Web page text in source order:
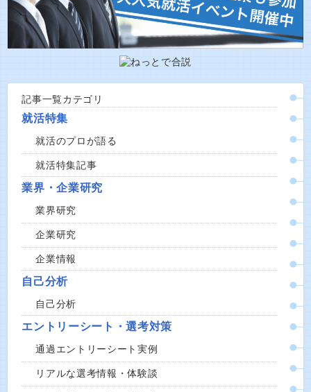
記事一覧カテゴリ
就活特集
就活のプロが語る
就活特集記事
業界・企業研究
業界研究
企業研究
企業情報
自己分析
自己分析
エントリーシート・選考対策
通過エントリーシート実例
リアルな選考情報・体験談